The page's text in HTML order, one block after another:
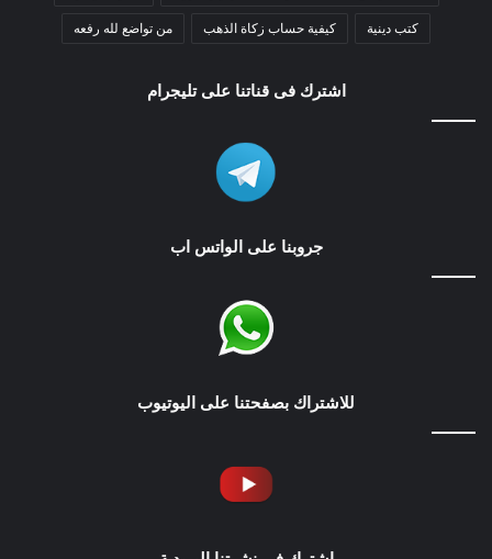
كتب دينية كيفية حساب زكاة الذهب من تواضع لله رفعه
اشترك فى قناتنا على تليجرام
جروبنا على الواتس اب
للاشتراك بصفحتنا على اليوتيوب